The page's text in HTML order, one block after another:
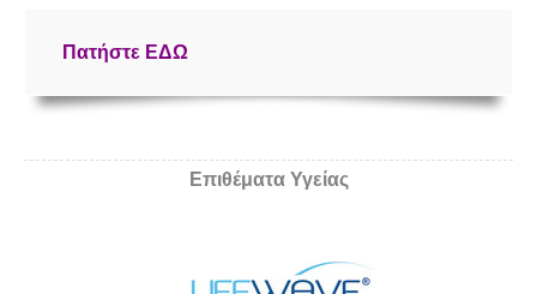
Πατήστε ΕΔΩ
Επιθέματα Υγείας